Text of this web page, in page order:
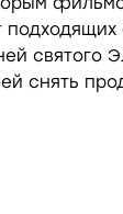
святого
снять